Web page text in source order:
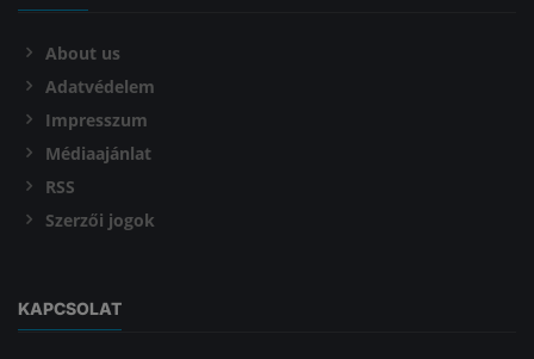
About us
Adatvédelem
Impresszum
Médiaajánlat
RSS
Szerzői jogok
KAPCSOLAT